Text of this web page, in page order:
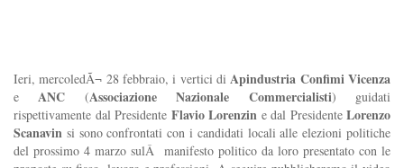
Ieri, mercoledÃ¬ 28 febbraio, i vertici diApindustria Confimi Vicenza
eANC (Associazione Nazionale Commercialisti) guidati
rispettivamente dal Presidente Flavio Lorenzin e dal Presidente Lorenzo
Scanavin si sono confrontati con i candidati locali alle elezioni politiche
del prossimo 4 marzo sulÂ manifesto politico da loro presentato con le